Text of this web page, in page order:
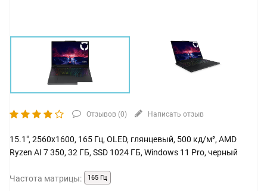
Отзывов (0) Написать отзыв
15.1", 2560x1600, 165 Гц, OLED, глянцевый, 500 кд/м², AMD
Ryzen AI 7 350, 32 ГБ, SSD 1024 ГБ, Windows 11 Pro, черный
Частота матрицы: 165 Гц